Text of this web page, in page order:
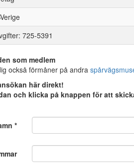
725-5391
som medlem
också förmåner på andra
här direkt!
och klicka på knappen för att
*